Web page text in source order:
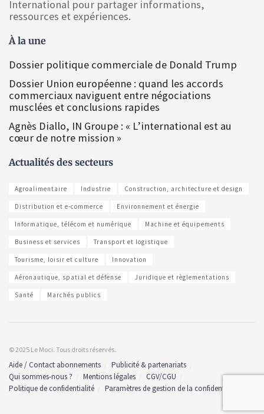
International pour partager informations,
ressources et expériences.
À la une
Dossier politique commerciale de Donald Trump
Dossier Union européenne : quand les accords
commerciaux naviguent entre négociations
musclées et conclusions rapides
Agnès Diallo, IN Groupe : « L’international est au
cœur de notre mission »
Actualités des secteurs
Agroalimentaire Industrie Construction, architecture et design
Distribution et e-commerce Environnement et énergie
Informatique, télécom et numérique Machine et équipements
Business et services Transport et logistique
Tourisme, loisir et culture Innovation
Aéronautique, spatial et défense Juridique et règlementations
Santé Marchés publics
© 2025 Le Moci. Tous droits réservés.
Aide / Contact abonnements
Publicité & partenariats
Qui sommes-nous ?
Mentions légales
CGV/CGU
Politique de confidentialité
Paramètres de gestion de la confidentialité